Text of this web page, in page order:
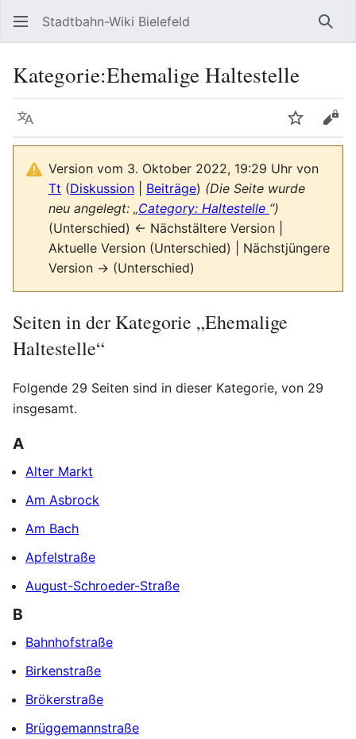
Stadtbahn-Wiki Bielefeld
Kategorie:Ehemalige Haltestelle
Sprache
Version vom 3. Oktober 2022, 19:29 Uhr von
Tt (Diskussion Beiträge) (Die Seite wurde
neu angelegt: „Category: Haltestelle “)
(Unterschied) ← Nächstältere Version |
Aktuelle Version (Unterschied) | Nächstjüngere
Version → (Unterschied)
Seiten in der Kategorie „Ehemalige
Haltestelle“
Folgende 29 Seiten sind in dieser Kategorie, von 29
insgesamt.
A
Alter Markt
Am Asbrock
Am Bach
Apfelstraße
August-Schroeder-Straße
B
Bahnhofstraße
Birkenstraße
Brökerstraße
Brüggemannstraße